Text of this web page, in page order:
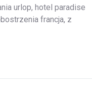
urlop, hotel paradise
francja, z